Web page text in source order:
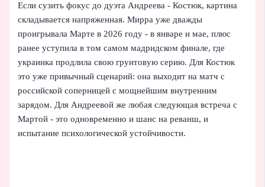
Если сузить фокус до дуэта Андреева - Костюк, картина
складывается напряженная. Мирра уже дважды
проигрывала Марте в 2026 году - в январе и мае, плюс
ранее уступила в том самом мадридском финале, где
украинка продлила свою грунтовую серию. Для Костюк
это уже привычный сценарий: она выходит на матч с
российской соперницей с мощнейшим внутренним
зарядом. Для Андреевой же любая следующая встреча с
Мартой - это одновременно и шанс на реванш, и
испытание психологической устойчивости.